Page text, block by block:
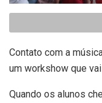
Contato com a
um workshow que
Quando os alunos